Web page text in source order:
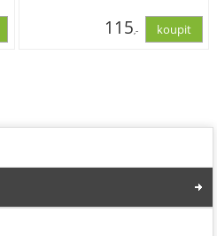
115,-